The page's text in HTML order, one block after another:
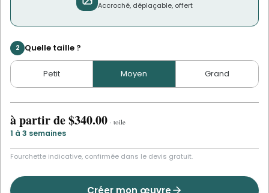
Accroché, déplaçable, offert
2 Quelle taille ?
Petit Moyen Grand
à partir de$340.00 · toile
1 à 3 semaines
Fourchette indicative, confirmée dans le devis gratuit.
Créer mon œuvre